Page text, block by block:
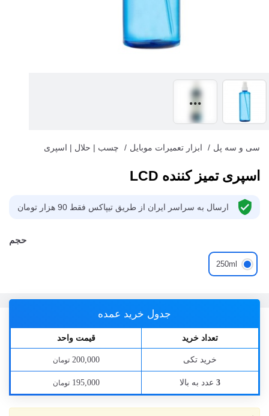
سی و سه پل / ابزار تعمیرات موبایل / چسب | حلال | اسپری
اسپری تمیز کننده LCD
ارسال به سراسر ایران از طریق تیپاکس فقط 90 هزار تومان
حجم
250ml
جدول خرید عمده
تعداد خرید قیمت واحد
خرید تکی 200,000 تومان
3 عدد به بالا 195,000 تومان